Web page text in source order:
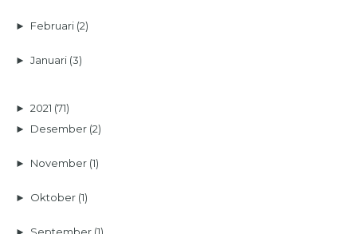
► Februari (2)
►Januari (3)
►2021 (71)
► Desember (2)
► November (1)
► Oktober (1)